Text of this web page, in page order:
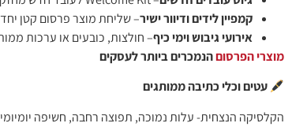
קמפיין לידים ודיוור ישיר– שליחת מוצר פרסום קטן
אירועי גיבוש וימי כיף– חולצות, כובעים או ערכות
מוצרי הפרסוםהנמכרים ביותר לעסקים
עטים וכלי כתיבה ממותגים
הקלסיקה הנצחית- עלות נמוכה, תפוצה רחבה, חשיפה